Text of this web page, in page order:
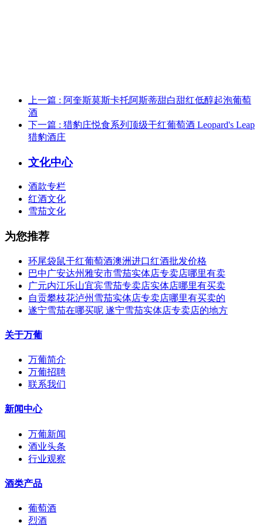
上一篇 : 阿奎斯莫斯卡托阿斯蒂甜白甜红低醇起泡葡萄
酒
下一篇 : 猎豹庄悦食系列顶级干红葡萄酒 Leopard's Leap
猎豹酒庄
文化中心
酒款专栏
红酒文化
雪茄文化
为您推荐
环尾袋鼠干红葡萄酒澳洲进口红酒批发价格
巴中广安达州雅安市雪茄实体店专卖店哪里有卖
广元内江乐山宜宾雪茄专卖店实体店哪里有买卖
自贡攀枝花泸州雪茄实体店专卖店哪里有买卖的
遂宁雪茄在哪买呢 遂宁雪茄实体店专卖店的地方
关于万葡
万葡简介
万葡招聘
联系我们
新闻中心
万葡新闻
酒业头条
行业观察
酒类产品
葡萄酒
烈酒